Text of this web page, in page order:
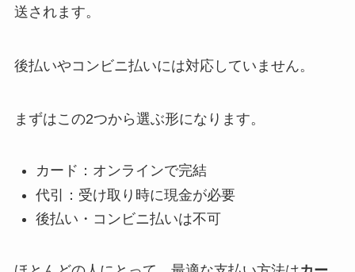
送されます。
後払いやコンビニ払いには対応していません。
まずはこの2つから選ぶ形になります。
カード：オンラインで完結
代引：受け取り時に現金が必要
後払い・コンビニ払いは不可